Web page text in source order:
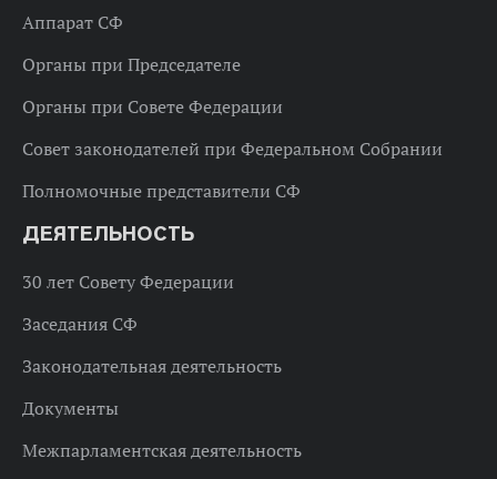
Аппарат СФ
Органы при Председателе
Органы при Совете Федерации
Совет законодателей при Федеральном Собрании
Полномочные представители СФ
ДЕЯТЕЛЬНОСТЬ
30 лет Совету Федерации
Заседания СФ
Законодательная деятельность
Документы
Межпарламентская деятельность